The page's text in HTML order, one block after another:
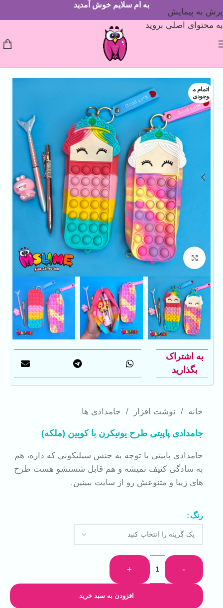
پرش به پیمایش
به محتوای اصلی بروید
به ام سلایم خوش آمدید
خانه / نوشت افزار / جامدادی ها
جامدادی پاپیتی طرح یونیکرن با کویین (ملکه)
جامدادی پاپیتی با توجه به جنس سیلیکونی که داره، هم
به سادگی کثیف نمیشه و هم قابل شستشو هست طرح
های زیبا و متنوعش رو از سایت ببینین.
رنگ
-
+
افزودن به سبد خرید
اتمام م
وجودی
بزرگنمایی تصویر
به اشتراک
بگذارید